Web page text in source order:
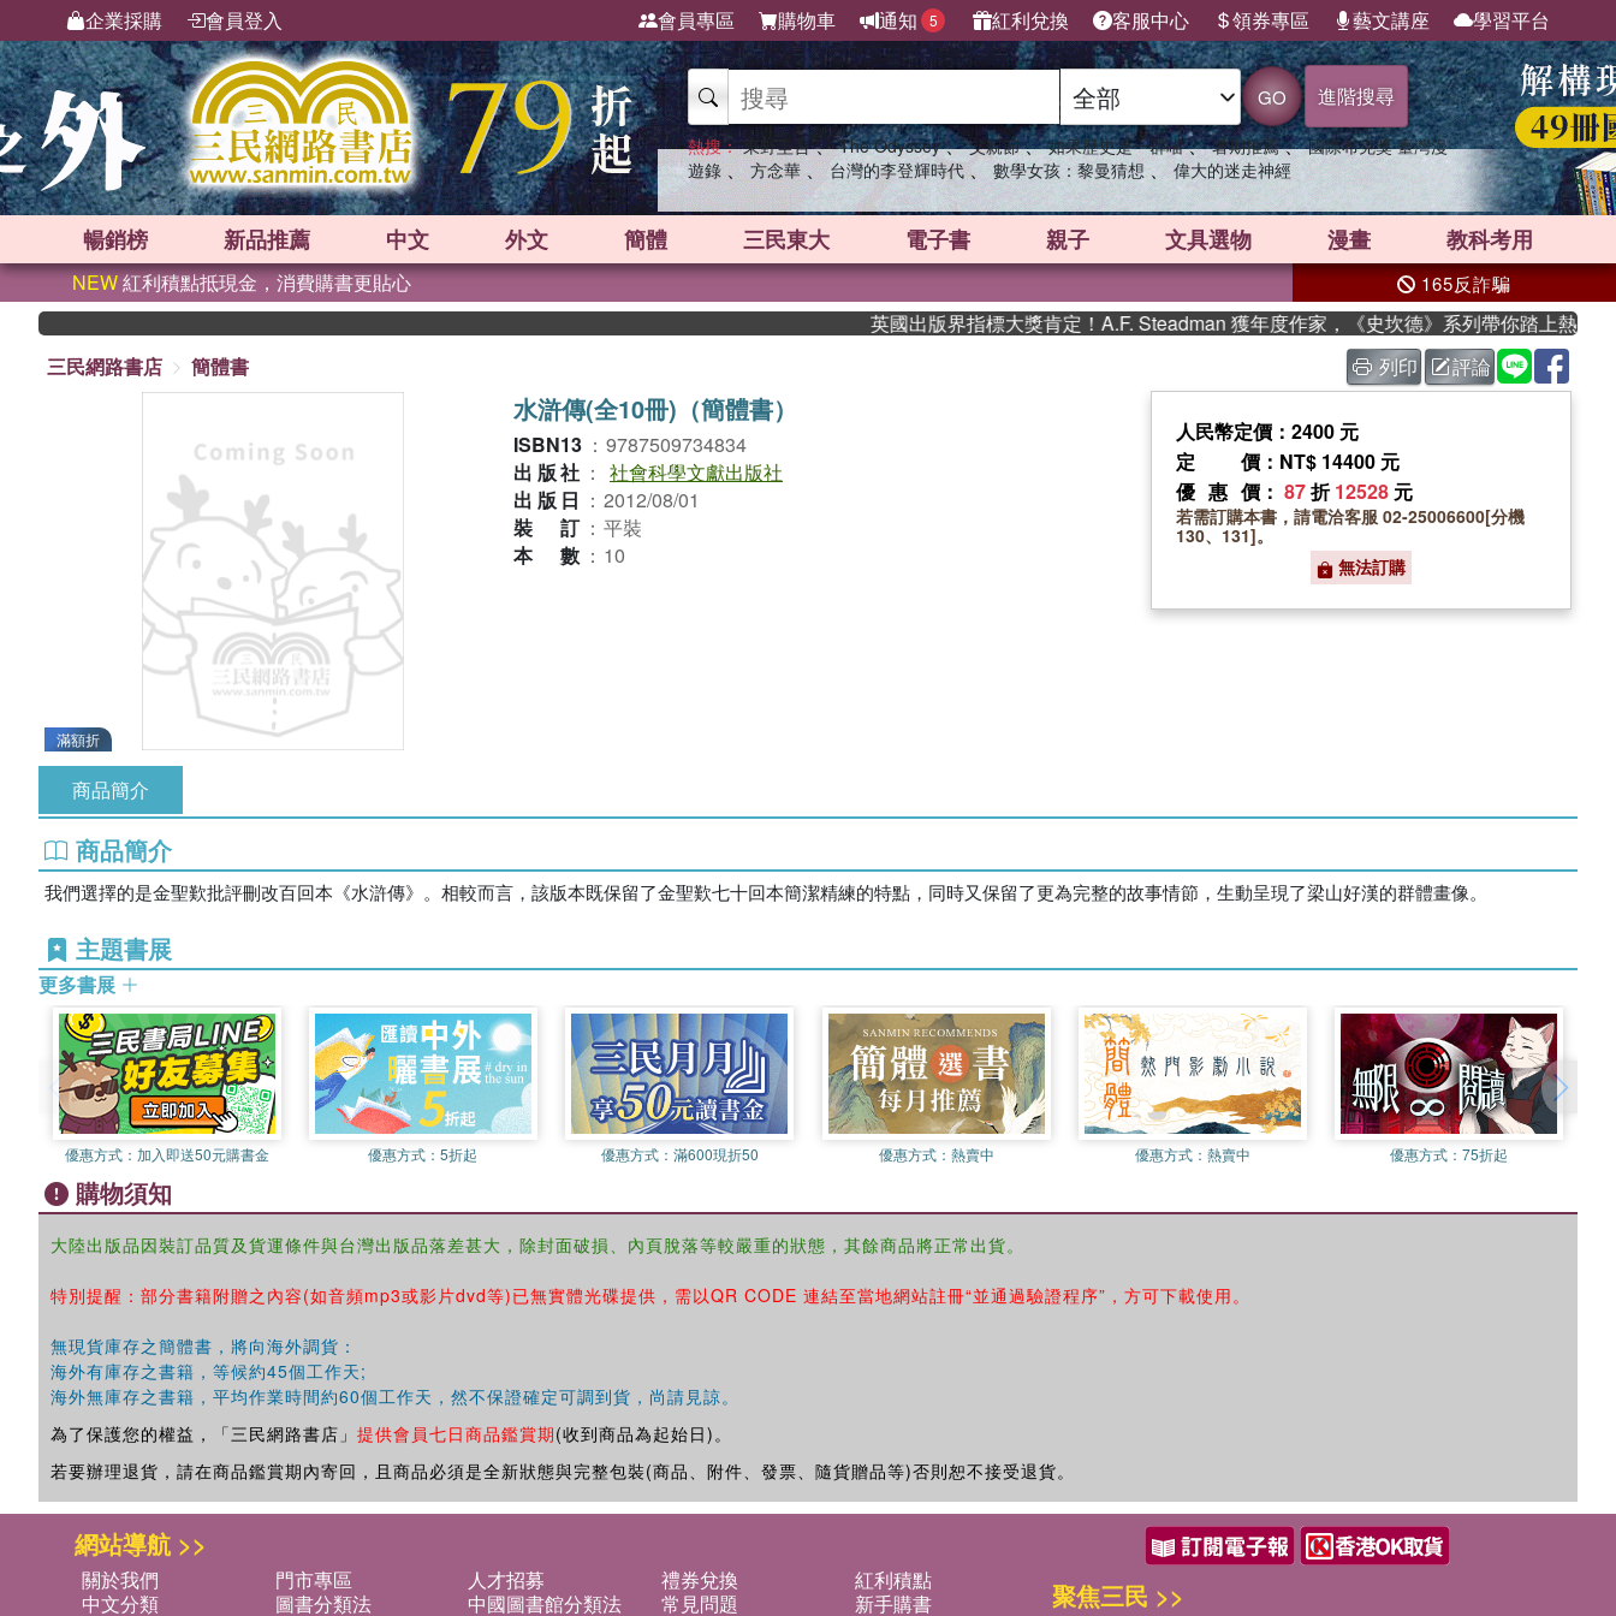
企業採購 會員登入 會員專區 購物車 通知 5 紅利兌換 客服中心 領券專區 藝文講座 學習平台
GO 進階搜尋
熱搜： 東野圭吾 、 The Odyssey 、 父親節 、 如果歷史是一群喵 、 暑期推薦 、 國際布克獎 臺灣漫
遊錄 、 方念華 、 台灣的李登輝時代 、 數學女孩：黎曼猜想 、 偉大的迷走神經
暢銷榜 新品推薦 中文 外文 簡體 三民東大 電子書 親子 文具選物 漫畫 教科考用
NEW紅利積點抵現金，消費購書更貼心 165反詐騙
英國出版界指標大獎肯定！A.F. Steadman 獲年度作家，《史坎德》系列帶你踏上熱血奇幻
三民網路書店
簡體書 列印 評論
滿額折
水滸傳(全10冊)（簡體書）
ISBN13 ： 9787509734834
出版社 ： 社會科學文獻出版社
出版日 ： 2012/08/01
裝訂 ： 平裝
本數 ： 10
人民幣定價：2400 元
定價 ：NT$ 14400 元
優惠價 ： 87折12528 元
若需訂購本書，請電洽客服 02-25006600[分機
130、131]。
無法訂購
商品簡介
商品簡介
我們選擇的是金聖歎批評刪改百回本《水滸傳》。相較而言，該版本既保留了金聖歎七十回本簡潔精練的特點，同時又保留了更為完整的故事情節，生動呈現了梁山好漢的群體畫像。
主題書展
更多書展
優惠方式： 加入即送50元購書金 優惠方式：5折起 優惠方式： 滿600現折50 優惠方式： 熱賣中 優惠方式： 熱賣中 優惠方式：75折起
購物須知
大陸出版品因裝訂品質及貨運條件與台灣出版品落差甚大，除封面破損、內頁脫落等較嚴重的狀態，其餘商品將正常出貨。
特別提醒：部分書籍附贈之內容(如音頻mp3或影片dvd等)已無實體光碟提供，需以QR CODE 連結至當地網站註冊“並通過驗證程序”，方可下載使用。
無現貨庫存之簡體書，將向海外調貨：
海外有庫存之書籍，等候約45個工作天;
海外無庫存之書籍，平均作業時間約60個工作天，然不保證確定可調到貨，尚請見諒。
為了保護您的權益，「三民網路書店」 提供會員七日商品鑑賞期(收到商品為起始日)。
若要辦理退貨，請在商品鑑賞期內寄回，且商品必須是全新狀態與完整包裝(商品、附件、發票、隨貨贈品等)否則恕不接受退貨。
網站導航 >>
關於我們 門市專區 人才招募 禮券兌換
紅利積點
中文分類
圖書分類法 中國圖書館分類法 常見問題
新手購書
聚焦三民 >>